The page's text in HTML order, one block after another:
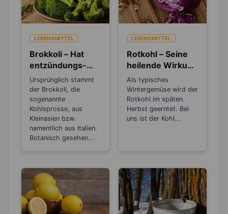
LEBENSMITTEL
Brokkoli – Hat
entzündungs-
und
krebshemmende
Wirkung
Ursprünglich stammt
der Brokkoli, die
sogenannte
Kohlsprosse, aus
Kleinasien bzw.
namentlich aus Italien.
Botanisch gesehen...
LEBENSMITTEL
Rotkohl – Seine
heilende Wirkung
war schon in der
Antike populär
Als typisches
Wintergemüse wird der
Rotkohl im späten
Herbst geerntet. Bei
uns ist der Kohl...